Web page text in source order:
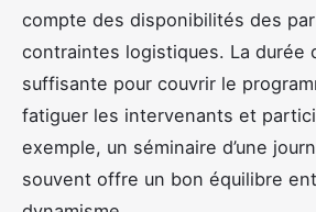
compte des disponibilités des
contraintes logistiques. La durée
suffisante pour couvrir le
fatiguer les intervenants et
exemple, un séminaire d’une
souvent offre un bon équilibre